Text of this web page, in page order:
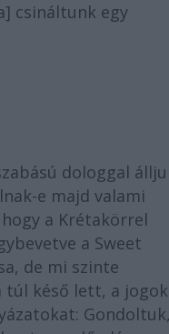
csináltunk egy
dologgal
e majd valami
a Krétakörrel
a Sweet
de mi szinte
túl késő lett, a
Gondoltuk,